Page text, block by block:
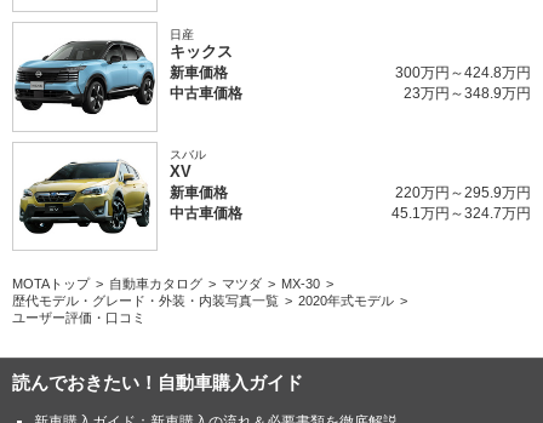
感はまったく漂わず。それでいてツートーンルーフやCピラーの
メッキパネルで、良いモノ感は醸し出されている。「マツダ車と
違う」という目的は十分達成されている味のあるデザインだと思
います。
内装でもこの考えは徹底されています。ただ内装に関してはどち
らかと言うと否定的にとらえています。通常レザー風のソフトパ
されているべき部分がただのプラッチックシボだったり。何より
ATシフトレバーの操作方法が、マツダ車どころか世界中の車の文
法と違うのは、正直やり過ぎだと思います。オプションで選べる
グレー内装やブラウン内装の雰囲気が良いだけに、突如現れるハ
日産
キックス
新車価格
300万円～424.8万円
中古車価格
23万円～348.9万円
スバル
XV
新車価格
220万円～295.9万円
中古車価格
45.1万円～324.7万円
MOTAトップ 自動車カタログ マツダ
MX-30
歴代モデル・グレード・外装・内装写真一覧
2020年式モデル
ユーザー評価・口コミ
読んでおきたい！自動車購入ガイド